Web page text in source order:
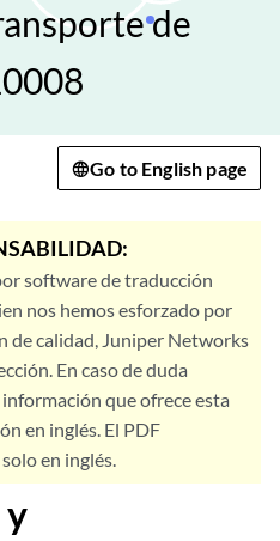
de
Go to English page
software de traducción
nos hemos esforzado por
de calidad, Juniper Networks
En caso de duda
que ofrece esta
en inglés. El PDF
en inglés.
y